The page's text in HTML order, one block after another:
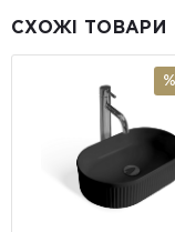
СХОЖІ ТОВАРИ